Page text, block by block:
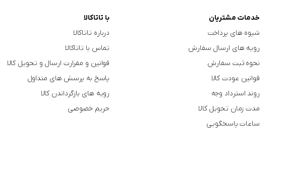
خدمات مشتریان
شیوه های پرداخت
رویه های ارسال سفارش
نحوه ثبت سفارش
قوانین عودت کالا
روند استرداد وجه
مدت زمان تحویل کالا
ساعات پاسخگویی
با تاتاکالا
درباره تاتاکالا
تماس با تاتاکالا
قوانین و مقرارت ارسال و تحویل کالا
پاسخ به پرسش های متداول
رویه های بازگرداندن کالا
حریم خصوصی